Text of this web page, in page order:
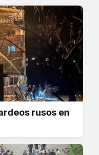
rusos en